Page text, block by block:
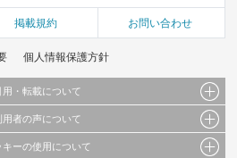
掲載規約 お問い合わせ
個人情報保護方針
用・転載について
、写真、イラスト、画像データ等）及びこれらの配
転載・複製などの二次利用を行うことは固く禁じて
用者の声について
サービスの利用者が提出された見解・感想です。
キーの使用について